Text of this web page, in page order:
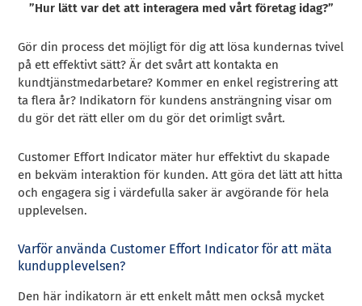
”Hur lätt var det att interagera med vårt företag idag?”
Gör din process det möjligt för dig att lösa kundernas tvivel
på ett effektivt sätt? Är det svårt att kontakta en
kundtjänstmedarbetare? Kommer en enkel registrering att
ta flera år? Indikatorn för kundens ansträngning visar om
du gör det rätt eller om du gör det orimligt svårt.
Customer Effort Indicator mäter hur effektivt du skapade
en bekväm interaktion för kunden. Att göra det lätt att hitta
och engagera sig i värdefulla saker är avgörande för hela
upplevelsen.
Varför använda Customer Effort Indicator för att mäta
kundupplevelsen?
Den här indikatorn är ett enkelt mått men också mycket